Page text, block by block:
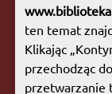
ten temat
Klikając
przechodząc
przetwarzanie